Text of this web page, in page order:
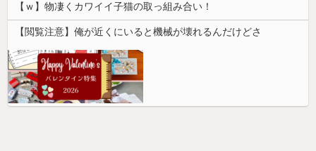
【ｗ】物凄くカワイイ子猫の取っ組み合い！
【閲覧注意】俺が近くにいると機械が壊れるんだけどさ